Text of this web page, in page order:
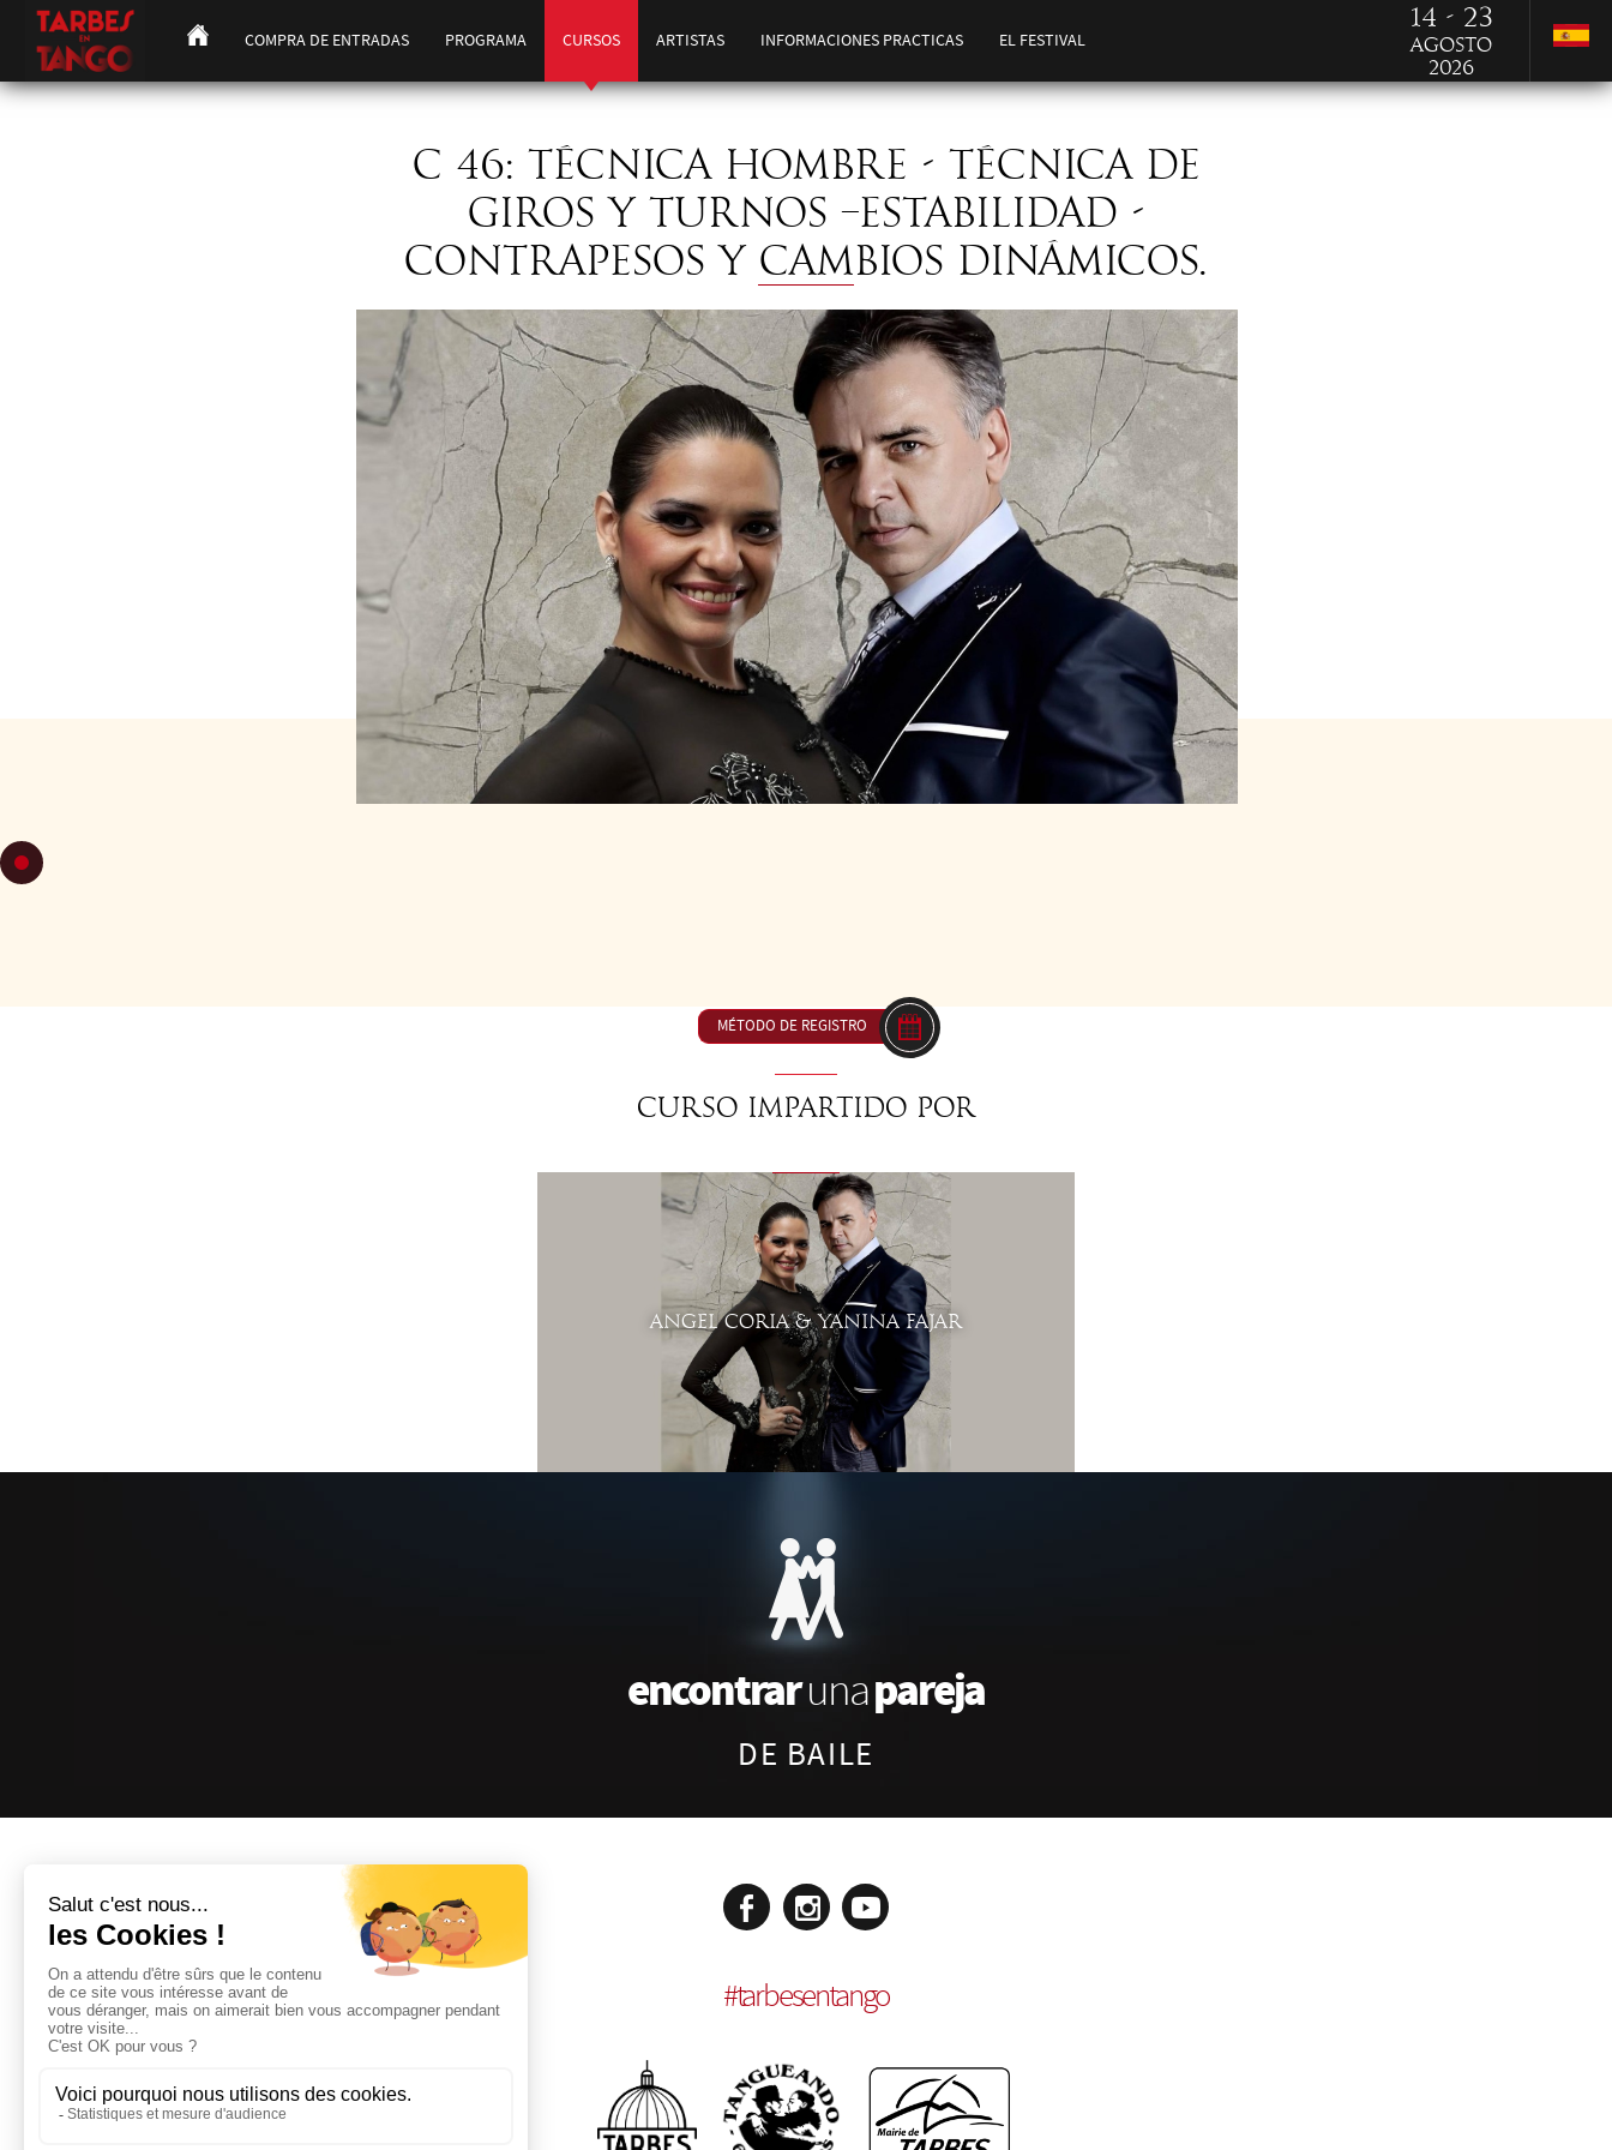
COMPRA DE ENTRADAS PROGRAMA CURSOS ARTISTAS INFORMACIONES PRACTICAS EL FESTIVAL
14 - 23
Agosto
2026
C 46: TÉCNICA HOMBRE - TÉCNICA DE
GIROS Y TURNOS –ESTABILIDAD -
CONTRAPESOS Y CAMBIOS DINÁMICOS.
MÉTODO DE REGISTRO
Curso impartido por
ANGEL CORIA & YANINA FAJAR
encontrarunapareja
DE BAILE
#tarbesentango